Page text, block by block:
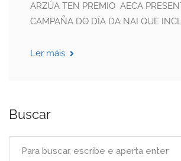
ARZÚA TEN PREMIO AECA
CAMPAÑA DO DÍA DA NAI QUE
Ler máis
Buscar